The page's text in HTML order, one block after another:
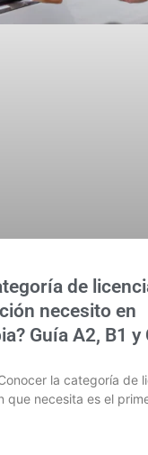
de
necesito en
Guía A2, B1 y
la categoría de
que necesita es el